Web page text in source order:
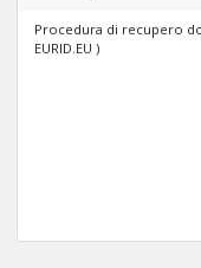
Procedura di recupero
EURID.EU )